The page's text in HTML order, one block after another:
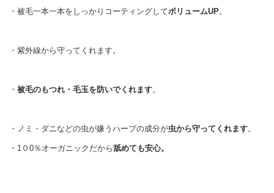
・被毛一本一本をしっかりコーティングしてボリュームUP。
・紫外線から守ってくれます。
・ 被毛のもつれ・毛玉を防いでくれます。
・ノミ・ダニなどの虫が嫌うハーブの成分が虫から守ってくれます。
・1０0％オーガニックだから舐めても安心。